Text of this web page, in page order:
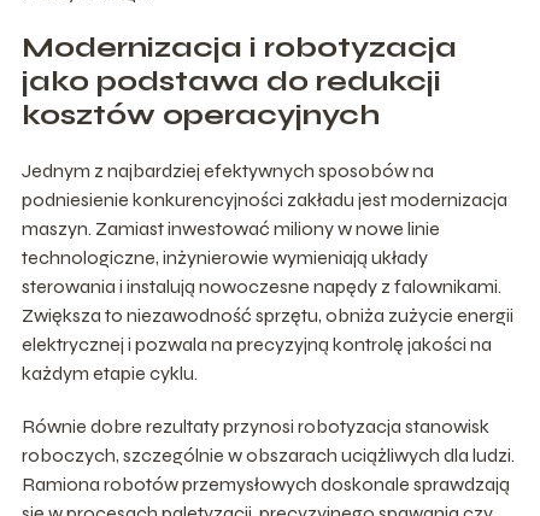
Modernizacja i robotyzacja
jako podstawa do redukcji
kosztów operacyjnych
Jednym z najbardziej efektywnych sposobów na
podniesienie konkurencyjności zakładu jest modernizacja
maszyn. Zamiast inwestować miliony w nowe linie
technologiczne, inżynierowie wymieniają układy
sterowania i instalują nowoczesne napędy z falownikami.
Zwiększa to niezawodność sprzętu, obniża zużycie energii
elektrycznej i pozwala na precyzyjną kontrolę jakości na
każdym etapie cyklu.
Równie dobre rezultaty przynosi robotyzacja stanowisk
roboczych, szczególnie w obszarach uciążliwych dla ludzi.
Ramiona robotów przemysłowych doskonale sprawdzają